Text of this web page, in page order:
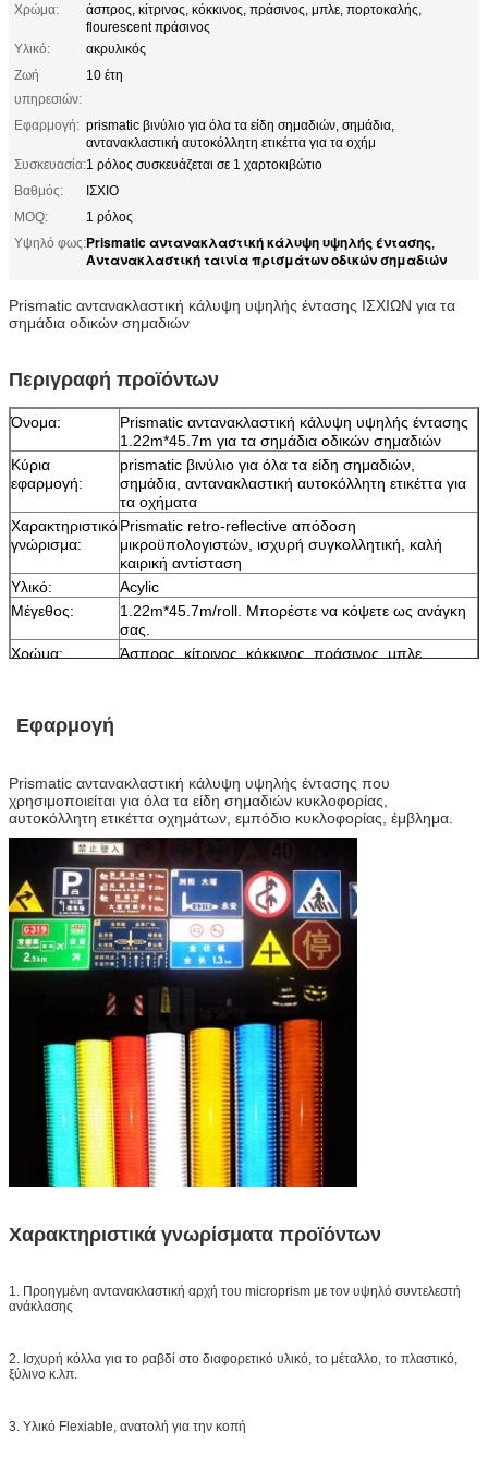
Χρώμα:
άσπρος, κίτρινος, κόκκινος, πράσινος, μπλε, πορτοκαλής,
flourescent πράσινος
Υλικό:
ακρυλικός
Ζωή
υπηρεσιών:
10 έτη
Εφαρμογή: prismatic βινύλιο για όλα τα είδη σημαδιών, σημάδια,
αντανακλαστική αυτοκόλλητη ετικέττα για τα οχήμ
Συσκευασία:1 ρόλος συσκευάζεται σε 1 χαρτοκιβώτιο
Βαθμός:
ΙΣΧΙΟ
MOQ:
1 ρόλος
Υψηλό φως:Prismatic αντανακλαστική κάλυψη υψηλής έντασης,
Αντανακλαστική ταινία πρισμάτων οδικών σημαδιών
Prismatic αντανακλαστική κάλυψη υψηλής έντασης ΙΣΧΙΩΝ για τα
σημάδια οδικών σημαδιών
Περιγραφή προϊόντων
Όνομα:
Prismatic αντανακλαστική κάλυψη υψηλής έντασης
1.22m*45.7m για τα σημάδια οδικών σημαδιών
Κύρια
εφαρμογή:
prismatic βινύλιο για όλα τα είδη σημαδιών,
σημάδια, αντανακλαστική αυτοκόλλητη ετικέττα για
τα οχήματα
Χαρακτηριστικό
γνώρισμα:
Prismatic retro-reflective απόδοση
μικροϋπολογιστών, ισχυρή συγκολλητική, καλή
καιρική αντίσταση
Υλικό:
Acylic
Μέγεθος:
1.22m*45.7m/roll. Μπορέστε να κόψετε ως ανάγκη
σας.
Χρώμα:
Άσπρος, κίτρινος, κόκκινος, πράσινος, μπλε,
Δείγμα:
Εφαρμογή
Prismatic αντανακλαστική κάλυψη υψηλής έντασης που
χρησιμοποιείται για όλα τα είδη σημαδιών κυκλοφορίας,
αυτοκόλλητη ετικέττα οχημάτων, εμπόδιο κυκλοφορίας, έμβλημα.
Χαρακτηριστικά γνωρίσματα προϊόντων
1. Προηγμένη αντανακλαστική αρχή του microprism με τον υψηλό συντελεστή
ανάκλασης
2. Ισχυρή κόλλα για το ραβδί στο διαφορετικό υλικό, το μέταλλο, το πλαστικό,
ξύλινο κ.λπ.
3. Υλικό Flexiable, ανατολή για την κοπή